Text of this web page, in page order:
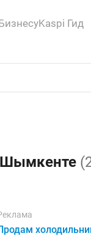
Kaspi Гид
Шымкенте